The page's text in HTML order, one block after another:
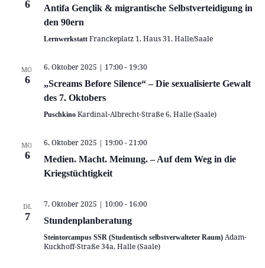
6
Antifa Gençlik & migrantische Selbstverteidigung in
den 90ern
Lernwerkstatt Franckeplatz 1, Haus 31, Halle/Saale
MO.
6
6. Oktober 2025 | 17:00- 19:30
„Screams Before Silence“ – Die sexualisierte Gewalt
des 7. Oktobers
Puschkino Kardinal-Albrecht-Straße 6, Halle (Saale)
MO.
6
6. Oktober 2025 | 19:00-21:00
Medien. Macht. Meinung. – Auf dem Weg in die
Kriegstüchtigkeit
DI.
7
7. Oktober 2025 | 10:00- 16:00
Stundenplanberatung
Steintorcampus SSR (Studentisch selbstverwalteter Raum) Adam-
Kuckhoff-Straße 34a, Halle (Saale)